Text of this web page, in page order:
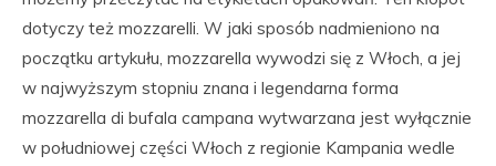
dotyczy też mozzarelli. W jaki sposób nadmieniono na
początku artykułu, mozzarella wywodzi się z Włoch, a jej
w najwyższym stopniu znana i legendarna forma
mozzarella di bufala campana wytwarzana jest wyłącznie
w południowej części Włoch z regionie Kampania wedle